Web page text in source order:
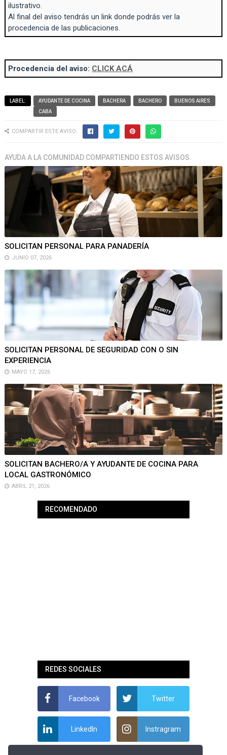
ilustrativo.
Al final del aviso tendrás un link donde podrás ver la
procedencia de las publicaciones.
Procedencia del aviso: CLICK ACÁ
LABEL: AYUDANTE DE COCINA BACHERA BACHERO
BUENOS AIRES
CABA
COMPARTIR ESTE AVISO:
AYUDA A LA COMUNIDAD COMPARTIENDO ESTOS AVISOS.
SOLICITAN PERSONAL PARA PANADERÍA
JUNIO 07, 2026
SOLICITAN PERSONAL DE SEGURIDAD CON O SIN
EXPERIENCIA
MAYO 17, 2026
SOLICITAN BACHERO/A Y AYUDANTE DE COCINA PARA
LOCAL GASTRONÓMICO
ABRIL 21, 2026
RECOMENDADO
REDES SOCIALES
Facebook Twitter
LinkedIn Instragram